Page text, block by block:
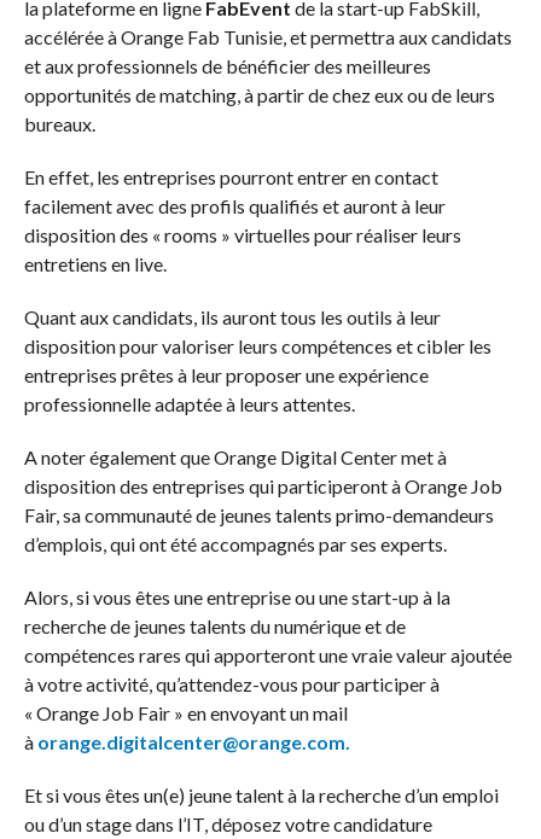
la plateforme en ligne FabEvent de la start-up FabSkill,
accélérée à Orange Fab Tunisie, et permettra aux candidats
et aux professionnels de bénéficier des meilleures
opportunités de matching, à partir de chez eux ou de leurs
bureaux.
En effet, les entreprises pourront entrer en contact
facilement avec des profils qualifiés et auront à leur
disposition des « rooms » virtuelles pour réaliser leurs
entretiens en live.
Quant aux candidats, ils auront tous les outils à leur
disposition pour valoriser leurs compétences et cibler les
entreprises prêtes à leur proposer une expérience
professionnelle adaptée à leurs attentes.
A noter également que Orange Digital Center met à
disposition des entreprises qui participeront à Orange Job
Fair, sa communauté de jeunes talents primo-demandeurs
d’emplois, qui ont été accompagnés par ses experts.
Alors, si vous êtes une entreprise ou une start-up à la
recherche de jeunes talents du numérique et de
compétences rares qui apporteront une vraie valeur ajoutée
à votre activité, qu’attendez-vous pour participer à
« Orange Job Fair » en envoyant un mail
à orange.digitalcenter@orange.com.
Et si vous êtes un(e) jeune talent à la recherche d’un emploi
ou d’un stage dans l’IT, déposez votre candidature